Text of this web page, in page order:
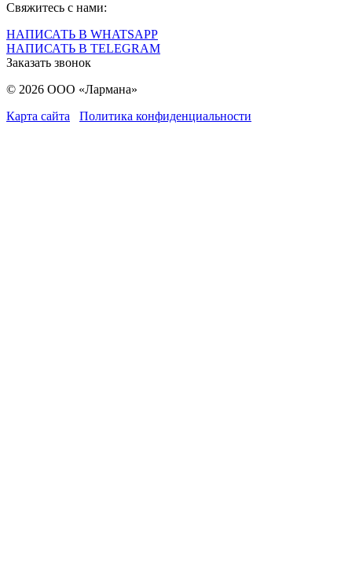
Свяжитесь с нами:
НАПИСАТЬ В WHATSAPP
НАПИСАТЬ В TELEGRAM
Заказать звонок
© 2026 ООО «Лармана»
Карта сайта
Политика конфиденциальности